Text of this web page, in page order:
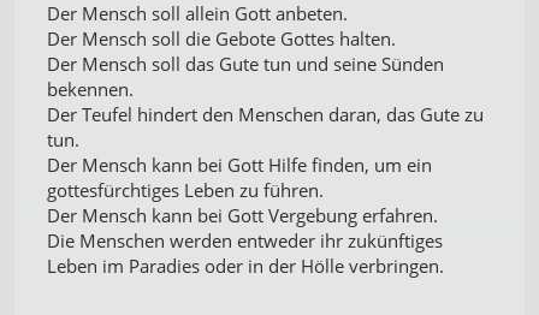
Der Mensch soll allein Gott anbeten.
Der Mensch soll die Gebote Gottes halten.
Der Mensch soll das Gute tun und seine Sünden
bekennen.
Der Teufel hindert den Menschen daran, das Gute zu
tun.
Der Mensch kann bei Gott Hilfe finden, um ein
gottesfürchtiges Leben zu führen.
Der Mensch kann bei Gott Vergebung erfahren.
Die Menschen werden entweder ihr zukünftiges
Leben im Paradies oder in der Hölle verbringen.